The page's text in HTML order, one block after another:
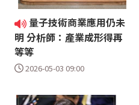
量子技術商業應用仍未
明 分析師：產業成形得再
等等
2026-05-03 09:00